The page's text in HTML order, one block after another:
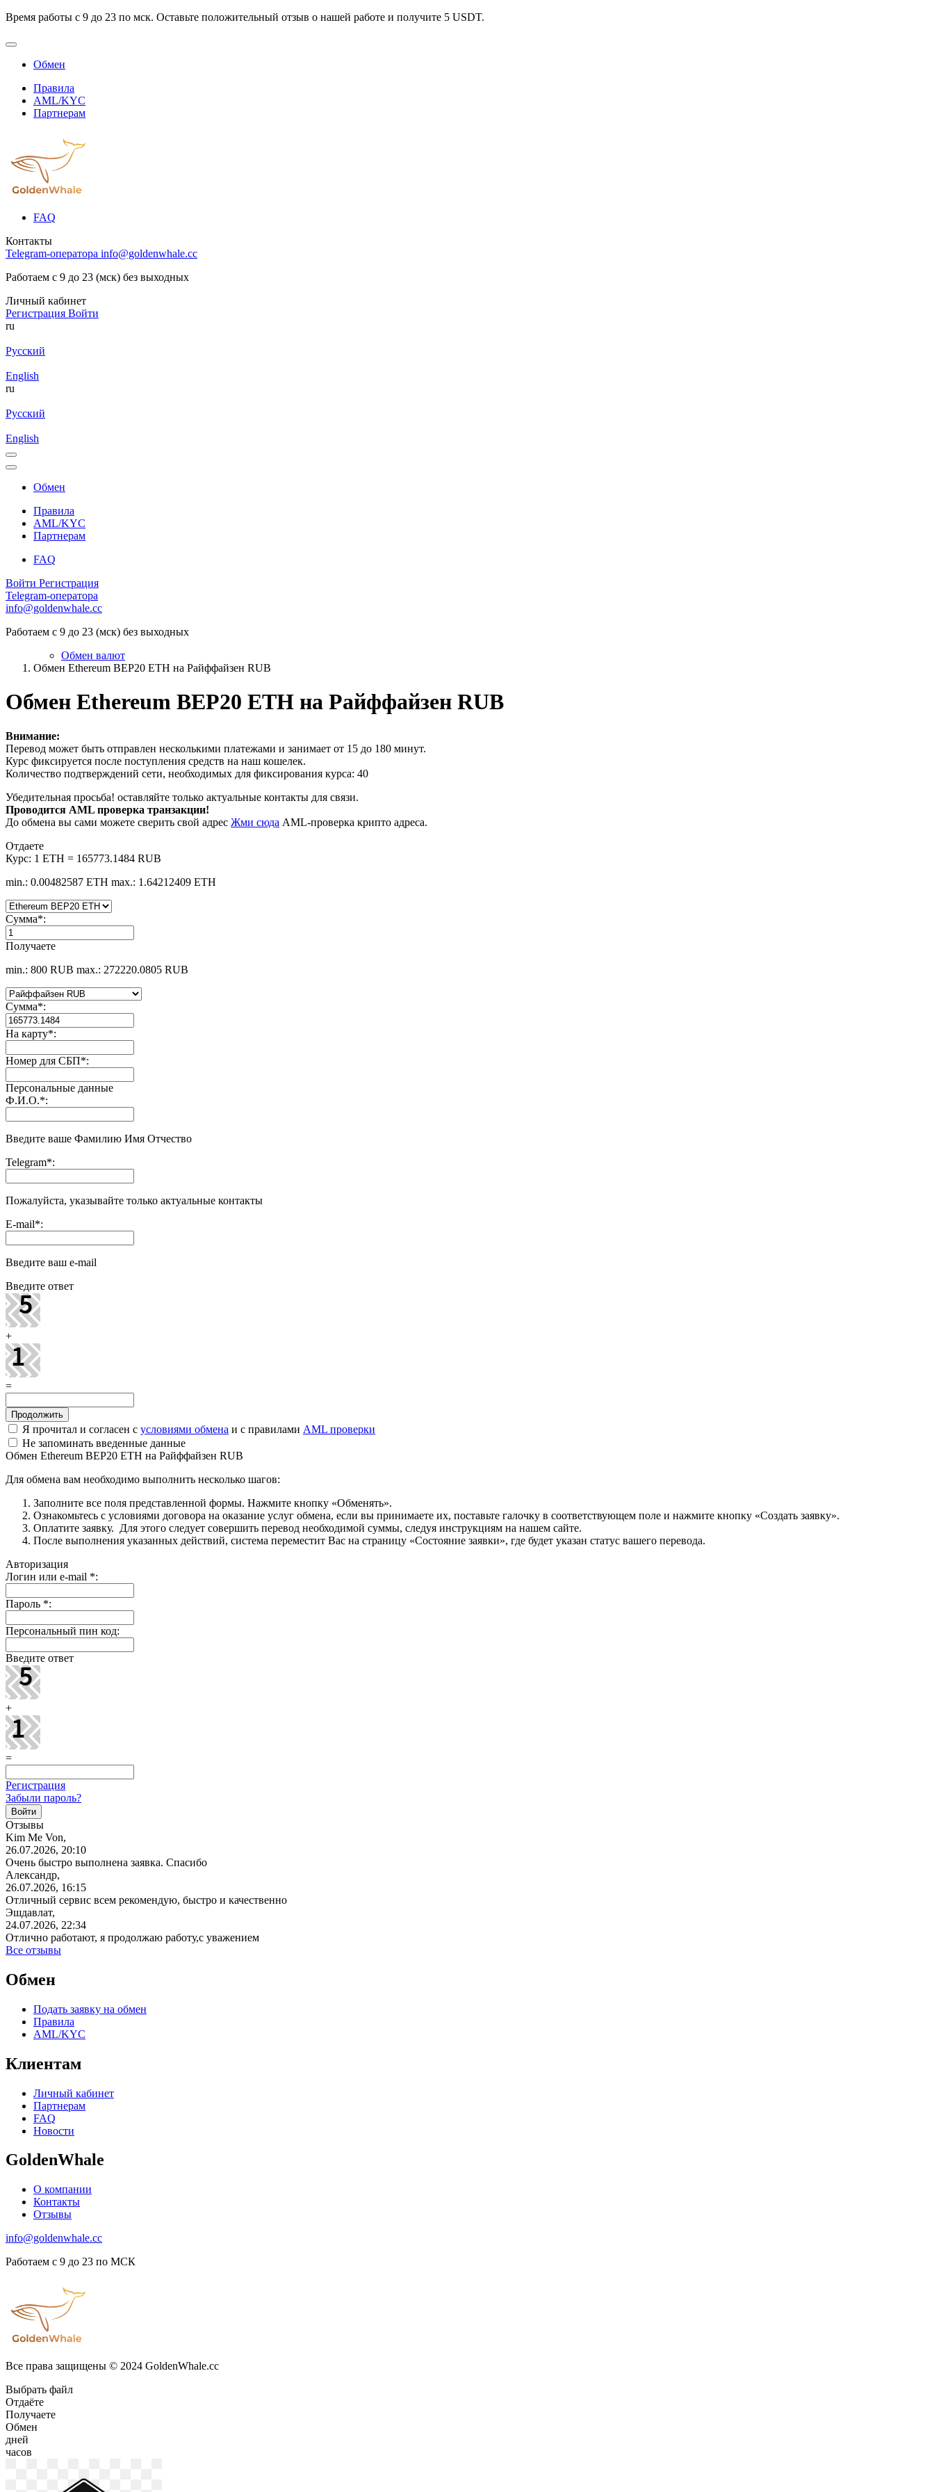
Время работы с 9 до 23 по мск. Оставьте положительный отзыв о нашей работе и получите 5 USDT.
Обмен
Правила
AML/KYC
Партнерам
FAQ
Контакты
Telegram-оператора info@goldenwhale.cc
Работаем с 9 до 23 (мск) без выходных
Личный кабинет
Регистрация Войти
ru
Русский
English
ru
Русский
English
Обмен
Правила
AML/KYC
Партнерам
FAQ
Войти Регистрация
Telegram-оператора
info@goldenwhale.cc
Работаем с 9 до 23 (мск) без выходных
Обмен валют
Обмен Ethereum BEP20 ETH на Райффайзен RUB
Обмен Ethereum BEP20 ETH на Райффайзен RUB
Внимание:
Перевод может быть отправлен несколькими платежами и занимает от 15 до 180 минут.
Курс фиксируется после поступления средств на наш кошелек.
Количество подтверждений сети, необходимых для фиксирования курса: 40
Убедительная просьба! оставляйте только актуальные контакты для связи.
Проводится AML проверка транзакции!
До обмена вы сами можете сверить свой адрес Жми сюда AML-проверка крипто адреса.
Отдаете
Курс: 1 ETH = 165773.1484 RUB
min.: 0.00482587 ETH max.: 1.64212409 ETH
Сумма*:
Получаете
min.: 800 RUB max.: 272220.0805 RUB
Сумма*:
На карту*:
Номер для СБП*:
Персональные данные
Ф.И.О.*:
Введите ваше Фамилию Имя Отчество
Telegram*:
Пожалуйста, указывайте только актуальные контакты
E-mail*:
Введите ваш e-mail
Введите ответ
+
=
Я прочитал и согласен с условиями обмена и с правилами AML проверки
Не запоминать введенные данные
Обмен Ethereum BEP20 ETH на Райффайзен RUB
Для обмена вам необходимо выполнить несколько шагов:
Заполните все поля представленной формы. Нажмите кнопку «Обменять».
Ознакомьтесь с условиями договора на оказание услуг обмена, если вы принимаете их, поставьте галочку в соответствующем поле и нажмите кнопку «Создать заявку».
Оплатите заявку. Для этого следует совершить перевод необходимой суммы, следуя инструкциям на нашем сайте.
После выполнения указанных действий, система переместит Вас на страницу «Состояние заявки», где будет указан статус вашего перевода.
Авторизация
Логин или e-mail *:
Пароль *:
Персональный пин код:
Введите ответ
+
=
Регистрация
Забыли пароль?
Отзывы
Kim Me Von,
26.07.2026, 20:10
Очень быстро выполнена заявка. Спасибо
Александр,
26.07.2026, 16:15
Отличный сервис всем рекомендую, быстро и качественно
Эшдавлат,
24.07.2026, 22:34
Отлично работают, я продолжаю работу,с уважением
Все отзывы
Обмен
Подать заявку на обмен
Правила
AML/KYC
Клиентам
Личный кабинет
Партнерам
FAQ
Новости
GoldenWhale
О компании
Контакты
Отзывы
info@goldenwhale.cc
Работаем с 9 до 23 по МСК
Все права защищены © 2024 GoldenWhale.cc
Выбрать файл
Отдаёте
Получаете
Обмен
дней
часов